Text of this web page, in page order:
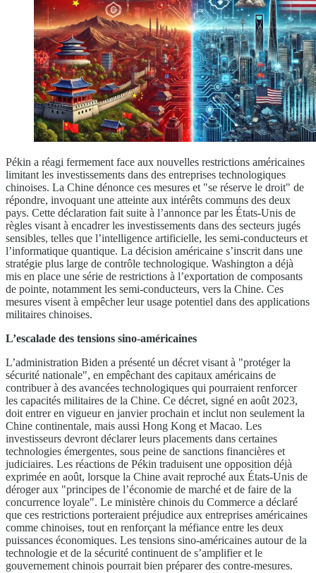
Pékin a réagi fermement face aux nouvelles restrictions américaines
limitant les investissements dans des entreprises technologiques
chinoises. La Chine dénonce ces mesures et "se réserve le droit" de
répondre, invoquant une atteinte aux intérêts communs des deux
pays. Cette déclaration fait suite à l’annonce par les États-Unis de
règles visant à encadrer les investissements dans des secteurs jugés
sensibles, telles que l’intelligence artificielle, les semi-conducteurs et
l’informatique quantique. La décision américaine s’inscrit dans une
stratégie plus large de contrôle technologique. Washington a déjà
mis en place une série de restrictions à l’exportation de composants
de pointe, notamment les semi-conducteurs, vers la Chine. Ces
mesures visent à empêcher leur usage potentiel dans des applications
militaires chinoises.
L’escalade des tensions sino-américaines
L’administration Biden a présenté un décret visant à "protéger la
sécurité nationale", en empêchant des capitaux américains de
contribuer à des avancées technologiques qui pourraient renforcer
les capacités militaires de la Chine. Ce décret, signé en août 2023,
doit entrer en vigueur en janvier prochain et inclut non seulement la
Chine continentale, mais aussi Hong Kong et Macao. Les
investisseurs devront déclarer leurs placements dans certaines
technologies émergentes, sous peine de sanctions financières et
judiciaires. Les réactions de Pékin traduisent une opposition déjà
exprimée en août, lorsque la Chine avait reproché aux États-Unis de
déroger aux "principes de l’économie de marché et de faire de la
concurrence loyale". Le ministère chinois du Commerce a déclaré
que ces restrictions porteraient préjudice aux entreprises américaines
comme chinoises, tout en renforçant la méfiance entre les deux
puissances économiques. Les tensions sino-américaines autour de la
technologie et de la sécurité continuent de s’amplifier et le
gouvernement chinois pourrait bien préparer des contre-mesures.